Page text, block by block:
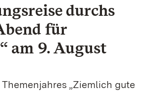
durchs
für
am 9. August
„Ziemlich gute